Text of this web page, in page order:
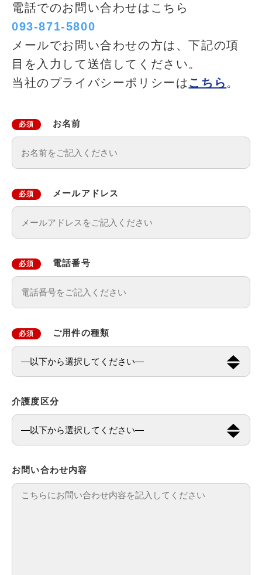
電話でのお問い合わせはこちら
093-871-5800
メールでお問い合わせの方は、下記の項
目を入力して送信してください。
当社のプライバシーポリシーは こちら 。
必須 お名前
必須 メールアドレス
必須 電話番号
必須 ご用件の種類
介護度区分
お問い合わせ内容